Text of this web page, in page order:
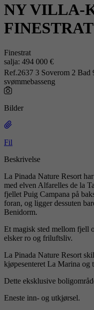
NY VILLA-
FINESTRAT
Finestrat
salja: 494 000 €
Ref.2637 3 Soverom 2 Bad
svømmebasseng
Bilder
Fil
Beskrivelse
La Pinada Nature Resort
med elven Alfarelles de la
fjellet Puig Campana på
foran, og ligger dessuten
Benidorm.
Et magisk sted mellom fjell
elsker ro og friluftsliv.
La Pinada Nature Resort
kjøpesenteret La Marina og
Dette eksklusive
Eneste inn- og utkjørsel.